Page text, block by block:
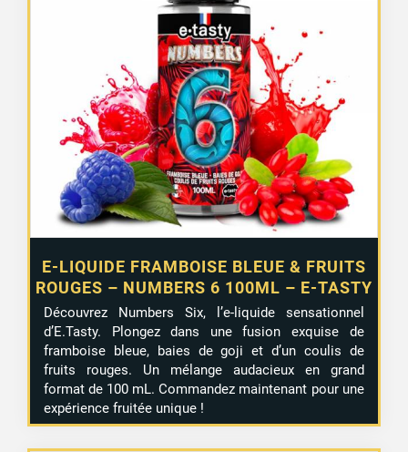
E-LIQUIDE FRAMBOISE BLEUE & FRUITS
ROUGES – NUMBERS 6 100ML – E-TASTY
Découvrez Numbers Six, l’e-liquide sensationnel
d’E.Tasty. Plongez dans une fusion exquise de
framboise bleue, baies de goji et d’un coulis de
fruits rouges. Un mélange audacieux en grand
format de 100 mL. Commandez maintenant pour une
expérience fruitée unique !